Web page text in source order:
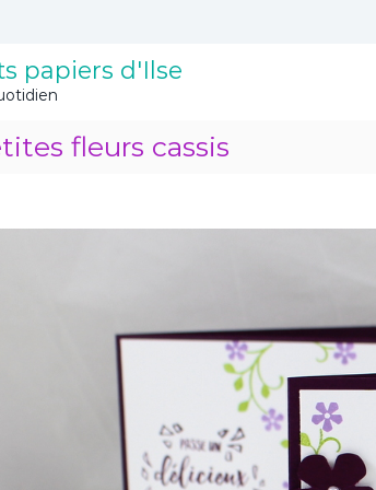
papiers d'Ilse
fleurs cassis